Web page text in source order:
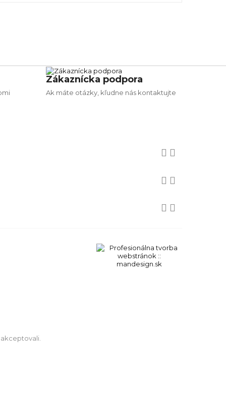
Zákaznícka podpora
Ak máte otázky, kľudne nás kontaktujte
 
 
 